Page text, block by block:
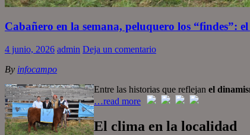
Cabañero en la semana, peluquero los “findes”:
4 junio, 2026 admin Deja un comentario
By infocampo
Entre las historias que reflejan el
…read more
El clima en la localidad